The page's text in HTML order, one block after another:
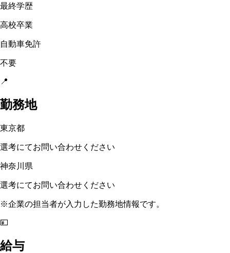
最終学歴
高校卒業
自動車免許
不要
📍
勤務地
東京都
選考にてお問い合わせください
神奈川県
選考にてお問い合わせください
※企業の担当者が入力した勤務地情報です。
💴
給与